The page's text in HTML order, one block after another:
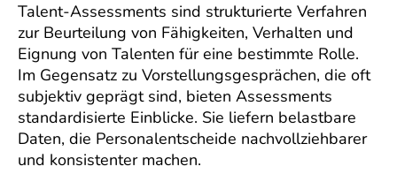
Talent-Assessments sind strukturierte Verfahren
zur Beurteilung von Fähigkeiten, Verhalten und
Eignung von Talenten für eine bestimmte Rolle.
Im Gegensatz zu Vorstellungsgesprächen, die oft
subjektiv geprägt sind, bieten Assessments
standardisierte Einblicke. Sie liefern belastbare
Daten, die Personalentscheide nachvollziehbarer
und konsistenter machen.